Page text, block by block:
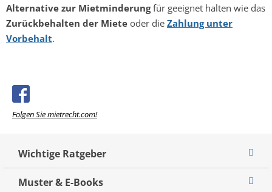
Alternative zur Mietminderungfür geeignet halten wie das
Zurückbehalten der Miete oder die Zahlung unter
Vorbehalt.
Folgen Sie mietrecht.com!
Wichtige Ratgeber
Muster & E-Books